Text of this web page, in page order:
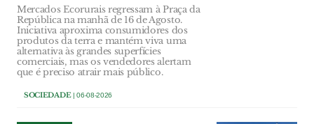
Mercados Ecorurais regressam à Praça da
República na manhã de 16 de Agosto.
Iniciativa aproxima consumidores dos
produtos da terra e mantém viva uma
alternativa às grandes superfícies
comerciais, mas os vendedores alertam
que é preciso atrair mais público.
SOCIEDADE| 06-08-2026